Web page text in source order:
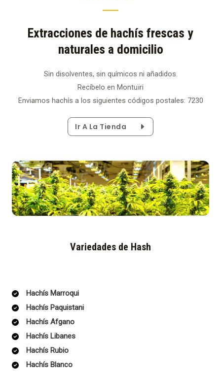
Extracciones de hachís frescas y
naturales a domicilio
Sin disolventes, sin químicos ni añadidos.
Recíbelo en Montuïri
Enviamos hachís a los siguientes códigos postales: 7230
Ir A La Tienda
Variedades de Hash
Hachís Marroqui
Hachís Paquistani
Hachís Afgano
Hachís Libanes
Hachís Rubio
Hachís Blanco